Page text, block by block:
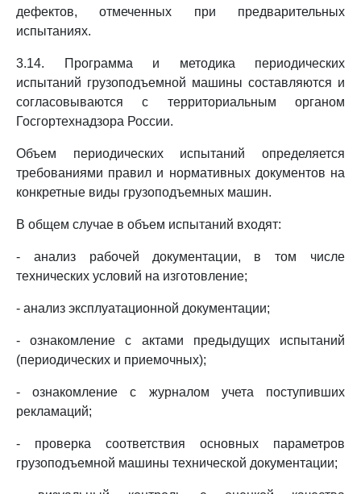
дефектов, отмеченных при предварительных
испытаниях.
3.14. Программа и методика периодических
испытаний грузоподъемной машины составляются и
согласовываются с территориальным органом
Госгортехнадзора России.
Объем периодических испытаний определяется
требованиями правил и нормативных документов на
конкретные виды грузоподъемных машин.
В общем случае в объем испытаний входят:
- анализ рабочей документации, в том числе
технических условий на изготовление;
- анализ эксплуатационной документации;
- ознакомление с актами предыдущих испытаний
(периодических и приемочных);
- ознакомление с журналом учета поступивших
рекламаций;
- проверка соответствия основных параметров
грузоподъемной машины технической документации;